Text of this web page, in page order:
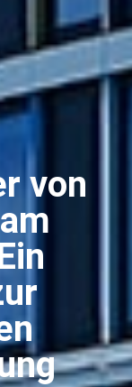
von